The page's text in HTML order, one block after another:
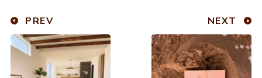
PREV NEXT